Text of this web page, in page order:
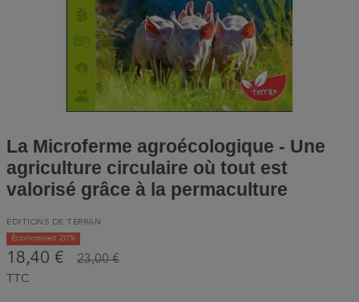
La Microferme agroécologique - Une
agriculture circulaire où tout est
valorisé grâce à la permaculture
EDITIONS DE TERRAN
Économisez 20%
18,40 € 23,00 €
TTC